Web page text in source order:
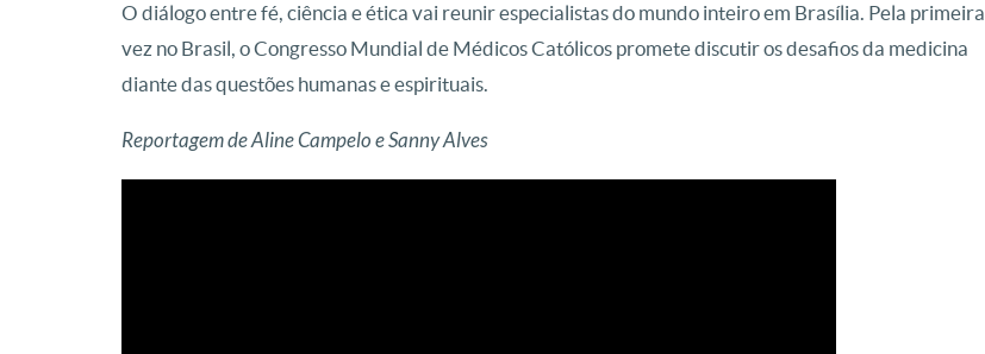
O diálogo entre fé, ciência e ética vai reunir especialistas do mundo inteiro em Brasília. Pela primeira
vez no Brasil, o Congresso Mundial de Médicos Católicos promete discutir os desafios da medicina
diante das questões humanas e espirituais.
Reportagem de Aline Campelo e Sanny Alves